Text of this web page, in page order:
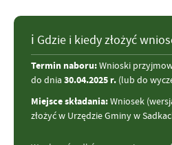
ℹ Gdzie i kiedy złożyć
Termin naboru:Wnioski
do dnia 30.04.2025 r. (lub do
Miejsce składania:Wniosek
złożyć w Urzędzie Gminy w